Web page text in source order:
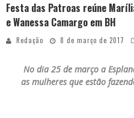
Festa das Patroas reúne
e Wanessa Camargo em BH
Redação 8 de março de 2017
No dia 25 de março a
as mulheres que estão